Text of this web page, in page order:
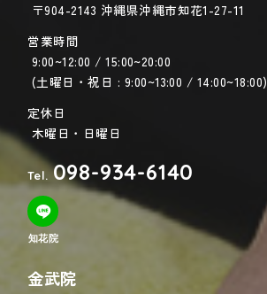
〒904-2143 沖縄県沖縄市知花1-27-11
営業時間
9:00~12:00 / 15:00~20:00
(土曜日・祝日 : 9:00~13:00 / 14:00~18:00)
定休日
木曜日・日曜日
Tel. 098-934-6140
知花院
金武院